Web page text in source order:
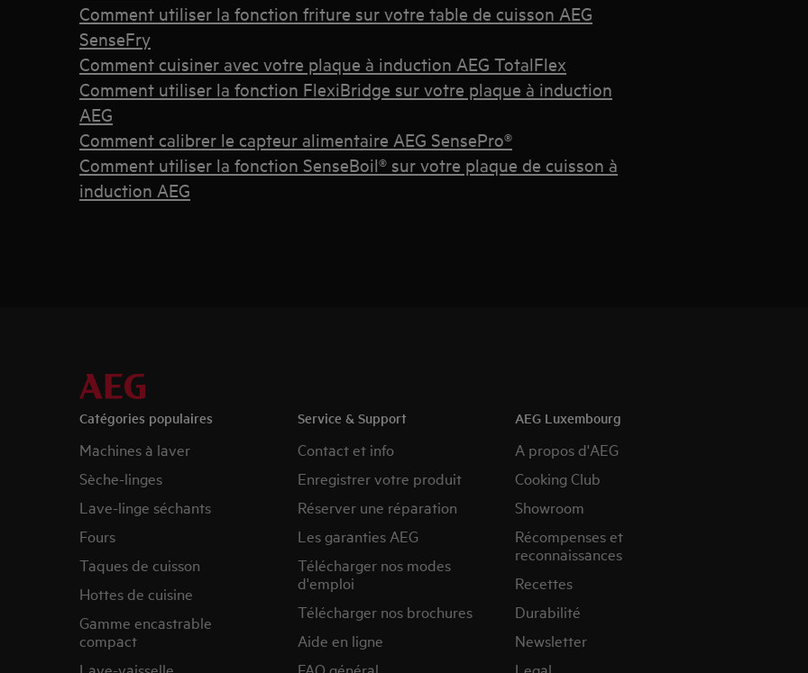
Comment utiliser la fonction friture sur votre table de cuisson AEG
SenseFry
Comment cuisiner avec votre plaque à induction AEG TotalFlex
Comment utiliser la fonction FlexiBridge sur votre plaque à induction
AEG
Comment calibrer le capteur alimentaire AEG SensePro®
Comment utiliser la fonction SenseBoil® sur votre plaque de cuisson à
induction AEG
Catégories populaires
Machines à laver
Sèche-linges
Lave-linge séchants
Fours
Taques de cuisson
Hottes de cuisine
Gamme encastrable
compact
Service & Support
Contact et info
Enregistrer votre produit
Réserver une réparation
Les garanties AEG
Télécharger nos modes
d'emploi
Télécharger nos brochures
Aide en ligne
AEG Luxembourg
A propos d'AEG
Cooking Club
Showroom
Récompenses et
reconnaissances
Recettes
Durabilité
Newsletter